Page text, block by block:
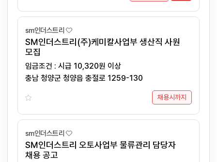
sm인더스트리
SM인더스트리(주)케미칼사업부 생산직 사원
모집
임금조건 : 시급 10,320원 이상
충남 청양군 청양읍 충절로 1259-130
채용시까지
sm인더스트리
SM인더스트리 오토사업부 물류관리 담당자
채용 공고